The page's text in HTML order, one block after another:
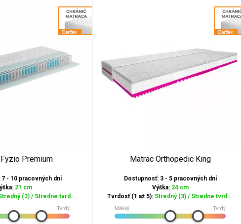
Premium
- 10 pracovných dní
21 cm
(3) / Stredne tvrd...
Tvrdý
Matrac Orthopedic King
Dostupnosť: 3 - 5 pracovných dní
Výška: 24 cm
Tvrdosť (1 až 5): Stredný (3) / Stredne tvrd...
Mäkký Tvrdý